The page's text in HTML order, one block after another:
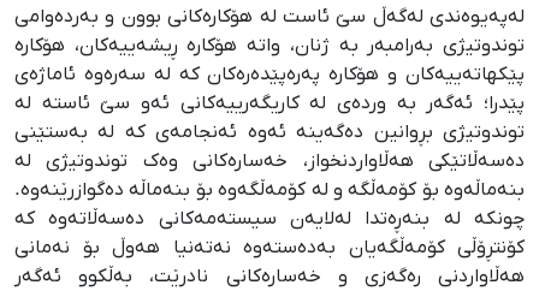
لەپەیوەندی لەگەڵ سێ ئاست لە هۆکارەکانی بوون و بەردەوامی
توندوتیژی بەرامبەر بە ژنان، واتە هۆکارە ڕیشەییەکان، هۆکارە
پێکهاتەییەکان و هۆکارە پەرەپێدەرەکان کە لە سەرەوە ئاماژەی
پێدرا؛ ئەگەر بە وردەی لە کاریگەرییەکانی ئەو سێ ئاستە لە
توندوتیژی بڕوانین دەگەینە ئەوە ئەنجامەی کە لە بەستێنی
دەسەڵاتێکی هەڵاواردنخواز، خەسارەکانی وەک توندوتیژی لە
بنەماڵەوە بۆ کۆمەڵگە و لە کۆمەڵگەوە بۆ بنەماڵە دەگوازرێنەوە.
چونکە لە بنەڕەتدا لەلایەن سیستەمەکانی دەسەڵاتەوە کە
کۆنتڕۆڵی کۆمەڵگەیان بەدەستەوە نەتەنیا هەوڵ بۆ نەمانی
هەڵاواردنی رەگەزی و خەسارەکانی نادرێت، بەڵکوو ئەگەر